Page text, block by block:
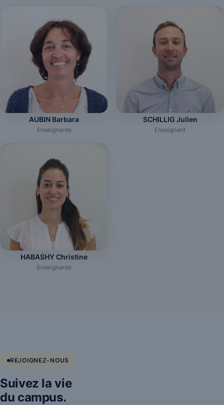
AUBIN Barbara
Enseignante
SCHILLIG Julien
Enseignant
HABASHY Christine
Enseignante
REJOIGNEZ-NOUS
Suivez la vie
du campus.